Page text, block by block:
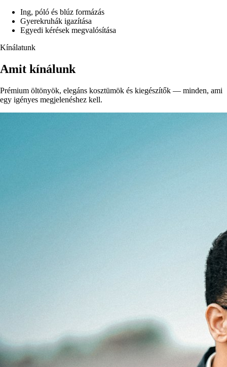
Ing, póló és blúz formázás
Gyerekruhák igazítása
Egyedi kérések megvalósítása
Kínálatunk
Amit kínálunk
Prémium öltönyök, elegáns kosztümök és kiegészítők — minden, ami
egy igényes megjelenéshez kell.